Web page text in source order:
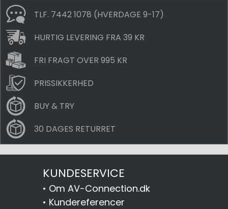
TLF. 7442 1078 (HVERDAGE 9-17)
HURTIG LEVERING FRA 39 KR
FRI FRAGT OVER 995 KR
PRISSIKKERHED
BUY & TRY
30 DAGES RETURRET
KUNDESERVICE
• Om AV-Connection.dk
• Kundereferencer